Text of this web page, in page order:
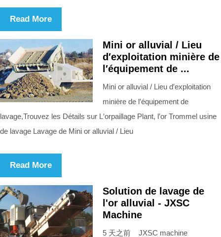
Read More
Mini or alluvial / Lieu
d′exploitation minière de
l′équipement de ...
Mini or alluvial / Lieu d′exploitation
minière de l′équipement de
lavage,Trouvez les Détails sur L′orpaillage Plant, l′or Trommel usine
de lavage Lavage de Mini or alluvial / Lieu
Read More
Solution de lavage de
l'or alluvial - JXSC
Machine
5 天之前 JXSC machine